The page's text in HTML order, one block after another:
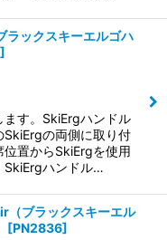
ックスキーエルゴハ
]
す。SkiErgハンドル
の両側に取り付
置からSkiErgを使用
SkiErgハンドル…
ブラックスキーエル
[PN2836]